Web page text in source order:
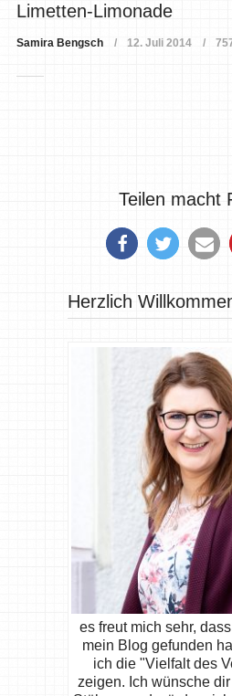
Limetten-Limonade
Samira Bengsch 12. Juli 2014
Teilen macht
Herzlich
es freut mich sehr,
mein Blog gefunden
ich die "Vielfalt des
zeigen. Ich wünsche